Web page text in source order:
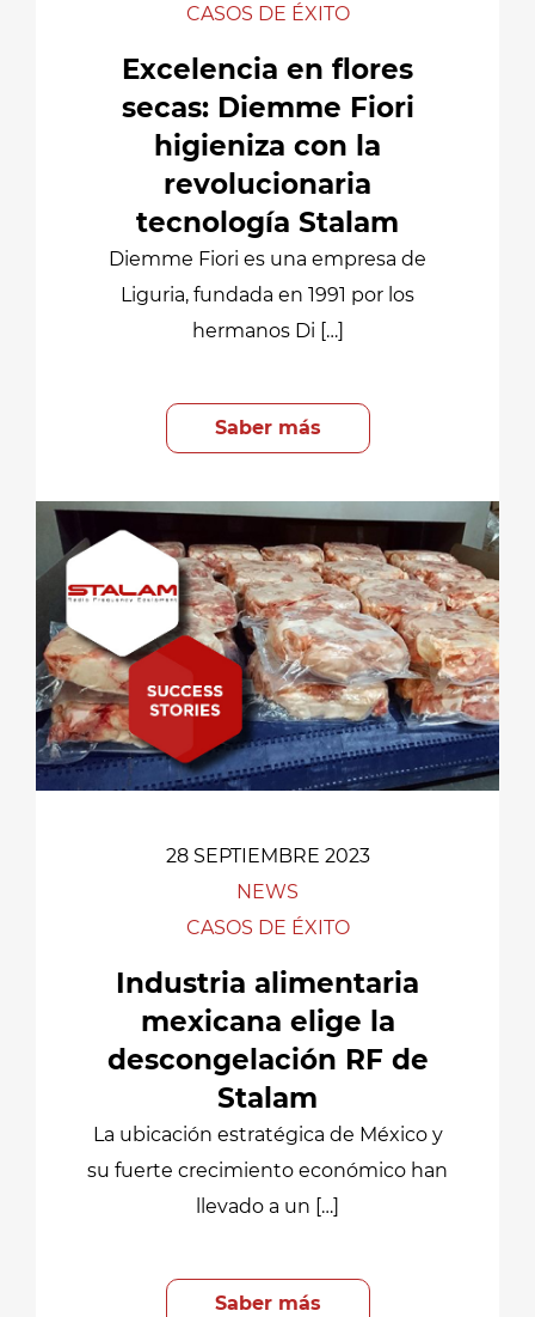
CASOS DE ÉXITO
Excelencia en flores
secas: Diemme Fiori
higieniza con la
revolucionaria
tecnología Stalam
Diemme Fiori es una empresa de
Liguria, fundada en 1991 por los
hermanos Di […]
Saber más
28 SEPTIEMBRE 2023
NEWS
CASOS DE ÉXITO
Industria alimentaria
mexicana elige la
descongelación RF de
Stalam
La ubicación estratégica de México y
su fuerte crecimiento económico han
llevado a un […]
Saber más